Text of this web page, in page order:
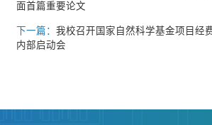
面首篇重要论文
下一篇： 我校召开国家自然科学基金项目经
内部启动会